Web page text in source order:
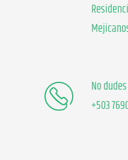
No
+503